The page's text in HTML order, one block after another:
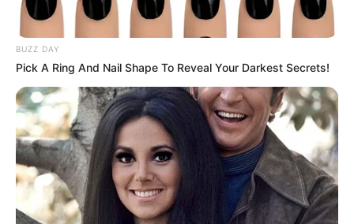
BUZZ DAY
Pick A Ring And Nail Shape To Reveal Your Darkest Secrets!